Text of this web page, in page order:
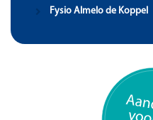
Fysio Almelo de Koppel